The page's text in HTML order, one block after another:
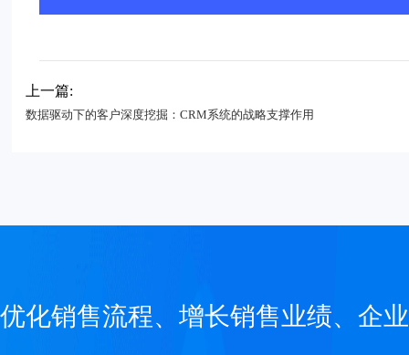
上一篇:
数据驱动下的客户深度挖掘：CRM系统的战略支撑作用
优化销售流程、增长销售业绩、企业